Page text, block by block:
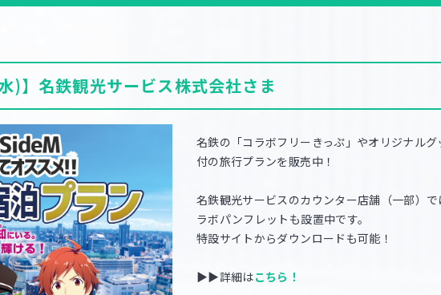
)】名鉄観光サービス株式会社さま
名鉄の「コラボフリーきっぷ」やオリジナルグ
付の旅行プランを販売中！
名鉄観光サービスのカウンター店舗（一部）で
ラボパンフレットも設置中です。
特設サイトからダウンロードも可能！
▶▶詳細はこちら！